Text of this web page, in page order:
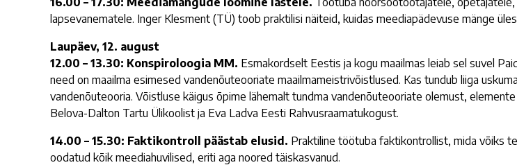
lapsevanematele. Inger Klesment (TÜ) toob praktilisi näiteid, kuidas meediapädevuse mänge
Laupäev, 12. august
12.00 – 13.30: Konspiroloogia MM. Esmakordselt Eestis ja kogu maailmas leiab sel suvel
need on maailma esimesed vandenõuteooriate maailmameistrivõistlused. Kas tundub liiga
vandenõuteooria. Võistluse käigus õpime lähemalt tundma vandenõuteooriate olemust,
Belova-Dalton Tartu Ülikoolist ja Eva Ladva Eesti Rahvusraamatukogust.
14.00 – 15.30: Faktikontroll päästab elusid. Praktiline töötuba faktikontrollist, mida võiks
oodatud kõik meediahuvilised, eriti aga noored täiskasvanud.